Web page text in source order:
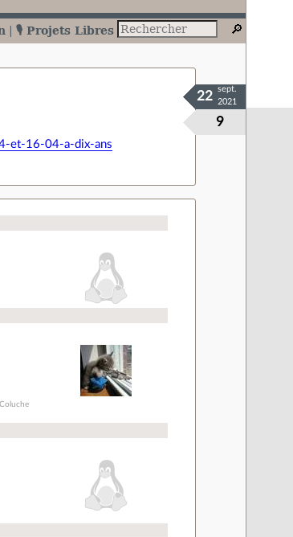
🎙️ Projets Libres
9
22
sept.
2021
et-16-04-a-dix-ans